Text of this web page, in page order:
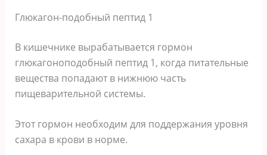
Глюкагон-подобный пептид 1
В кишечнике вырабатывается гормон
глюкагоноподобный пептид 1, когда питательные
вещества попадают в нижнюю часть
пищеварительной системы.
Этот гормон необходим для поддержания уровня
сахара в крови в норме.